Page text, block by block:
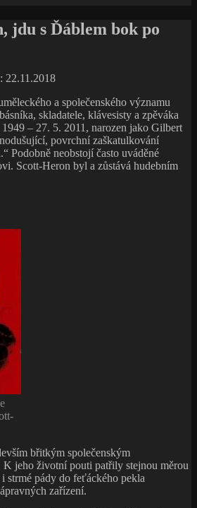
jdu s Ďáblem bok po
22.11.2018
a společenského významu
skladatele, klávesisty a zpěváka
– 27. 5. 2011, narozen jako Gilbert
povrchní zaškatulkování
.“ Podobně neobstojí často uváděné
Scott-Heron byl a zůstává hudebním
břitkým společenským
K jeho životní pouti patřily stejnou měrou
strmé pády do feťáckého pekla
zařízení.